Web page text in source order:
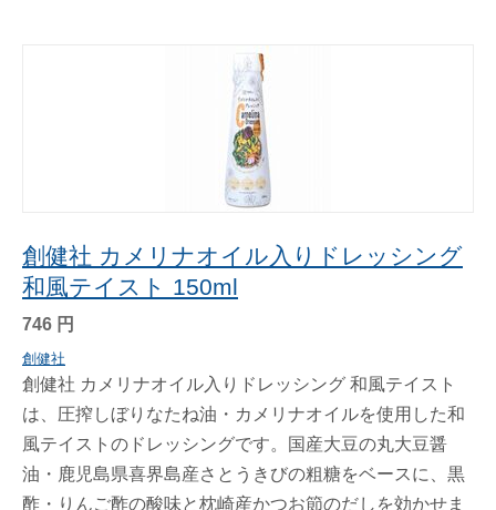
創健社 カメリナオイル入りドレッシング
和風テイスト 150ml
746 円
創健社
創健社 カメリナオイル入りドレッシング 和風テイスト
は、圧搾しぼりなたね油・カメリナオイルを使用した和
風テイストのドレッシングです。国産大豆の丸大豆醤
油・鹿児島県喜界島産さとうきびの粗糖をベースに、黒
酢・りんご酢の酸味と枕崎産かつお節のだしを効かせま